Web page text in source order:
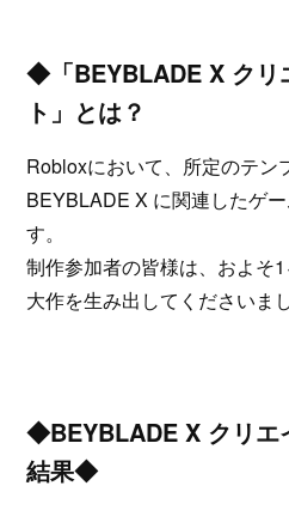
◆「BEYBLADE X クリ
ト」とは？
Robloxにおいて、所定のテン
BEYBLADE X に関連したゲ
す。
制作参加者の皆様は、およそ
大作を生み出してくださいまし
◆BEYBLADE X クリエ
結果◆